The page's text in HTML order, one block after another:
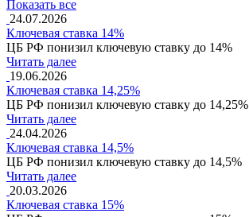
Показать все
24.07.2026
Ключевая ставка 14%
ЦБ РФ понизил ключевую ставку до 14%
Читать далее
19.06.2026
Ключевая ставка 14,25%
ЦБ РФ понизил ключевую ставку до 14,25%
Читать далее
24.04.2026
Ключевая ставка 14,5%
ЦБ РФ понизил ключевую ставку до 14,5%
Читать далее
20.03.2026
Ключевая ставка 15%